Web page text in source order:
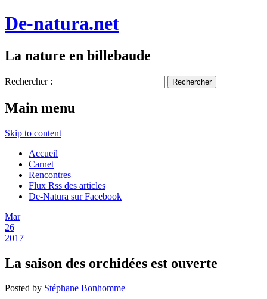
De-natura.net
La nature en billebaude
Rechercher :
Main menu
Skip to content
Accueil
Carnet
Rencontres
Flux Rss des articles
De-Natura sur Facebook
Mar
26
2017
La saison des orchidées est ouverte
Posted by Stéphane Bonhomme